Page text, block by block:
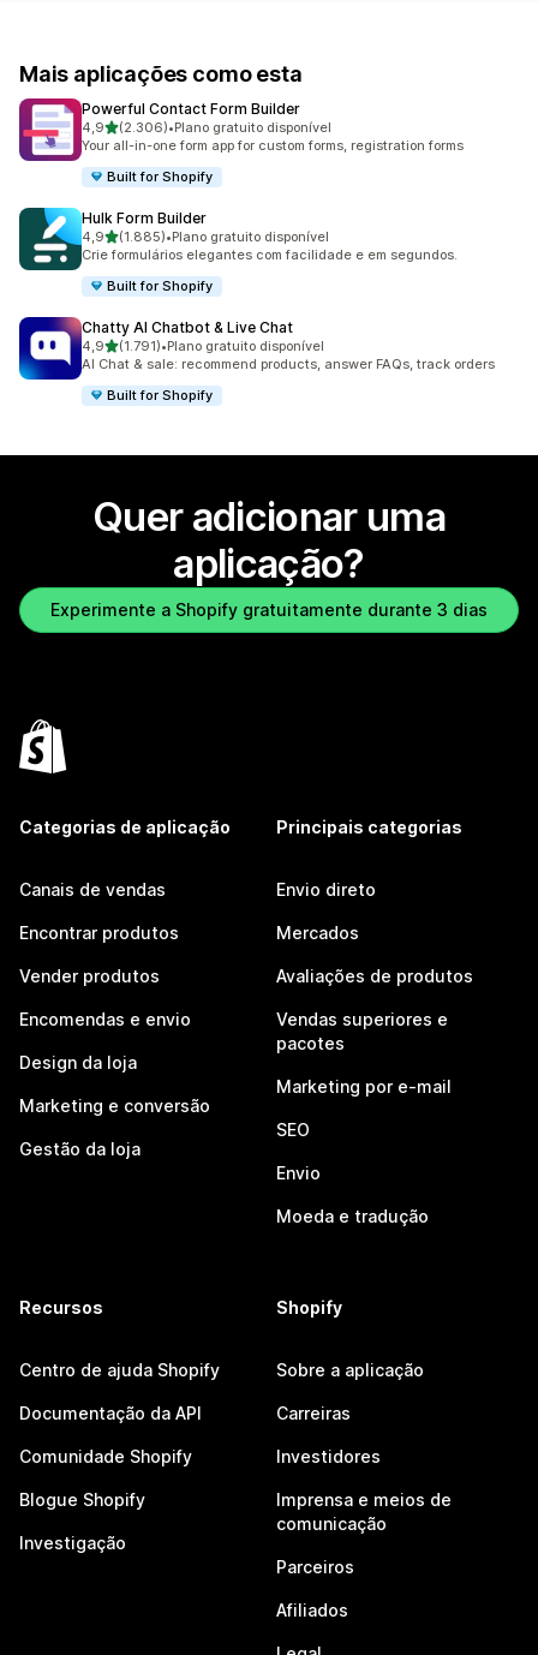
Mais aplicações como esta
Powerful Contact Form Builder
4,9de 5 estrelas
(2.306)
2306 total de avaliações
•Plano gratuito disponível
Your all-in-one form app for custom forms, registration forms
Built for Shopify
Hulk Form Builder
4,9de 5 estrelas
(1.885)
1885 total de avaliações
•Plano gratuito disponível
Crie formulários elegantes com facilidade e em segundos.
Built for Shopify
Chatty AI Chatbot & Live Chat
4,9de 5 estrelas
(1.791)
1791 total de avaliações
•Plano gratuito disponível
AI Chat & sale: recommend products, answer FAQs, track orders
Built for Shopify
Quer adicionar uma
aplicação?
Experimente a Shopify gratuitamente durante 3 dias
Categorias de aplicação
Canais de vendas
Encontrar produtos
Vender produtos
Encomendas e envio
Design da loja
Marketing e conversão
Gestão da loja
Principais categorias
Envio direto
Mercados
Avaliações de produtos
Vendas superiores e
pacotes
Marketing por e-mail
SEO
Envio
Moeda e tradução
Recursos
Centro de ajuda Shopify
Documentação da API
Comunidade Shopify
Blogue Shopify
Investigação
Shopify
Sobre a aplicação
Carreiras
Investidores
Imprensa e meios de
comunicação
Parceiros
Afiliados